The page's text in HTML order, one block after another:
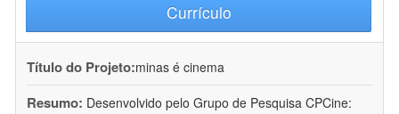
Currículo
Título do Projeto:minas é cinema
Resumo: Desenvolvido pelo Grupo de Pesquisa CPCine: